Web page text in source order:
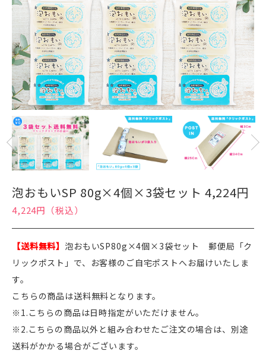
泡おもいSP 80g×4個×3袋セット 4,224円
4,224円（税込）
【送料無料】 泡おもいSP80g×4個×3袋セット 郵便局「ク
リックポスト」で、お客様のご自宅ポストへお届けいたしま
す。
こちらの商品は送料無料となります。
※1.こちらの商品は日時指定がいただけません。
※2.こちらの商品以外と組み合わせたご注文の場合は、別途
送料がかかる場合がございます。